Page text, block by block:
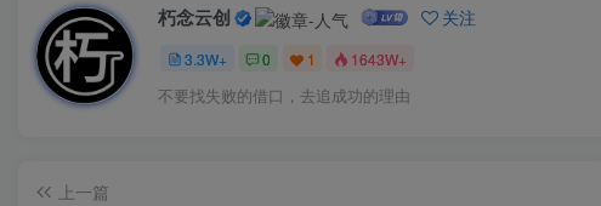
朽念云创 关注
3.3W+ 0 1 1643W+
不要找失败的借口，去追成功的理由
上一篇